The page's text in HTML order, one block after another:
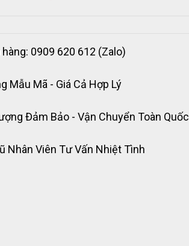
0909 620 612 (Zalo)
Mẫu Mã - Giá Cả Hợp Lý
Đảm Bảo - Vận Chuyển Toàn Quốc
Nhân Viên Tư Vấn Nhiệt Tình